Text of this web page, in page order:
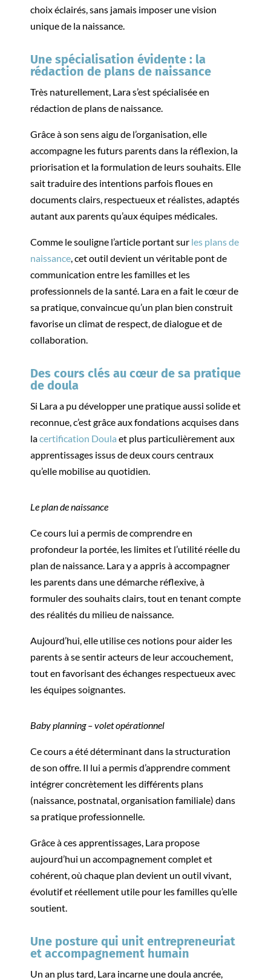
choix éclairés, sans jamais imposer une vision
unique de la naissance.
Une spécialisation évidente : la
rédaction de plans de naissance
Très naturellement, Lara s’est spécialisée en
rédaction de plans de naissance.
Grâce à son sens aigu de l’organisation, elle
accompagne les futurs parents dans la réflexion, la
priorisation et la formulation de leurs souhaits. Elle
sait traduire des intentions parfois floues en
documents clairs, respectueux et réalistes, adaptés
autant aux parents qu’aux équipes médicales.
Comme le souligne l’article portant sur les plans de
naissance, cet outil devient un véritable pont de
communication entre les familles et les
professionnels de la santé. Lara en a fait le cœur de
sa pratique, convaincue qu’un plan bien construit
favorise un climat de respect, de dialogue et de
collaboration.
Des cours clés au cœur de sa pratique
de doula
Si Lara a pu développer une pratique aussi solide et
reconnue, c’est grâce aux fondations acquises dans
lacertification Doula et plus particulièrement aux
apprentissages issus de deux cours centraux
qu’elle mobilise au quotidien.
Le plan de naissance
Ce cours lui a permis de comprendre en
profondeur la portée, les limites et l’utilité réelle du
plan de naissance. Lara y a appris à accompagner
les parents dans une démarche réflexive, à
formuler des souhaits clairs, tout en tenant compte
des réalités du milieu de naissance.
Aujourd’hui, elle utilise ces notions pour aider les
parents à se sentir acteurs de leur accouchement,
tout en favorisant des échanges respectueux avec
les équipes soignantes.
Baby planning – volet opérationnel
Ce cours a été déterminant dans la structuration
de son offre. Il lui a permis d’apprendre comment
intégrer concrètement les différents plans
(naissance, postnatal, organisation familiale) dans
sa pratique professionnelle.
Grâce à ces apprentissages, Lara propose
aujourd’hui un accompagnement complet et
cohérent, où chaque plan devient un outil vivant,
évolutif et réellement utile pour les familles qu’elle
soutient.
Une posture qui unit entrepreneuriat
et accompagnement humain
Un an plus tard, Lara incarne une doula ancrée,